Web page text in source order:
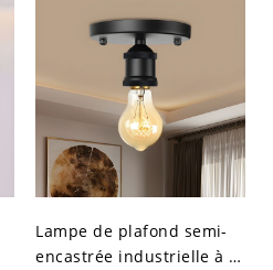
Lampe de plafond semi-
encastrée industrielle à 1